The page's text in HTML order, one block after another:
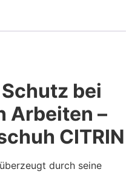
bei
Arbeiten –
CITRIN
überzeugt durch seine